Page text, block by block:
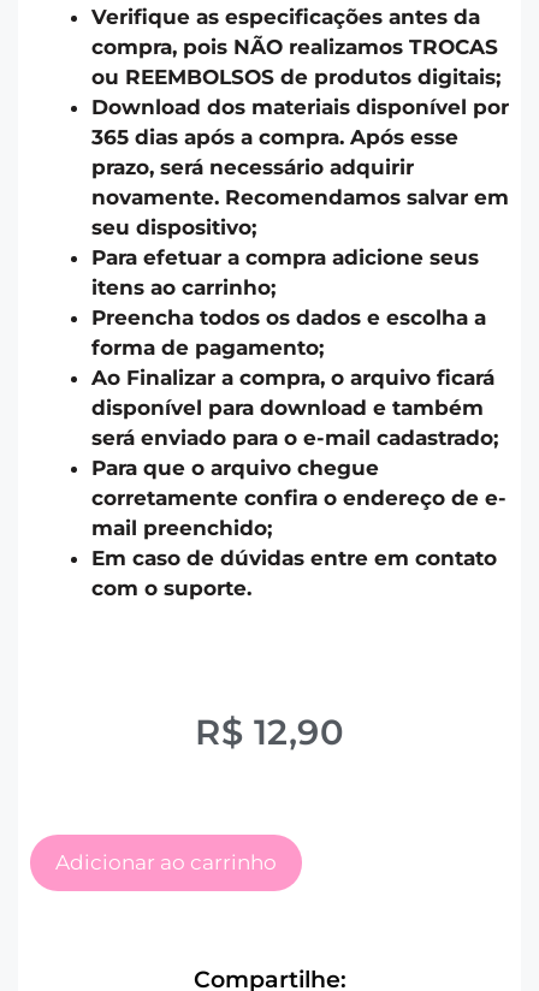
Verifique as especificações antes da
compra, pois NÃO realizamos TROCAS
ou REEMBOLSOS de produtos digitais;
Download dos materiais disponível por
365 dias após a compra. Após esse
prazo, será necessário adquirir
novamente. Recomendamos salvar em
seu dispositivo;
Para efetuar a compra adicione seus
itens ao carrinho;
Preencha todos os dados e escolha a
forma de pagamento;
Ao Finalizar a compra, o arquivo ficará
disponível para download e também
será enviado para o e-mail cadastrado;
Para que o arquivo chegue
corretamente confira o endereço de e-
mail preenchido;
Em caso de dúvidas entre em contato
com o suporte.
R$ 12,90
Adicionar ao carrinho
Compartilhe: